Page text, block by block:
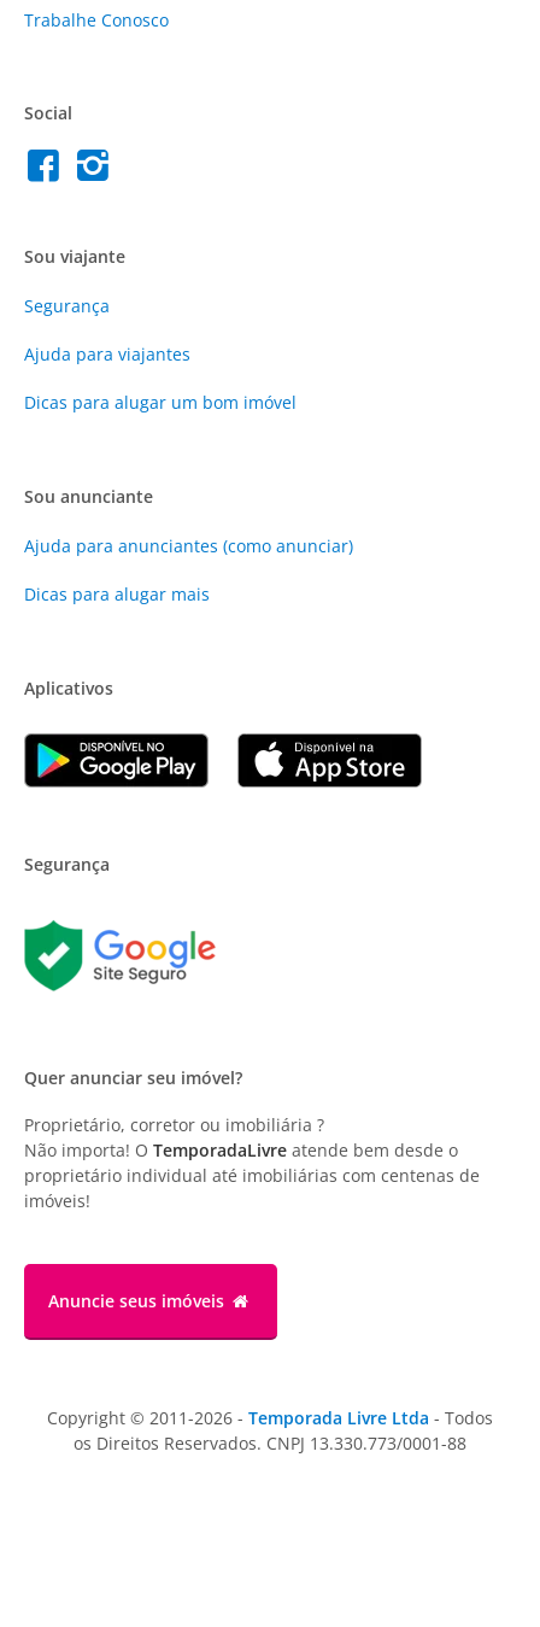
Trabalhe Conosco
Social
Sou viajante
Segurança
Ajuda para viajantes
Dicas para alugar um bom imóvel
Sou anunciante
Ajuda para anunciantes (como anunciar)
Dicas para alugar mais
Aplicativos
Segurança
Quer anunciar seu imóvel?
Proprietário, corretor ou imobiliária ?
Não importa! O TemporadaLivre atende bem desde o
proprietário individual até imobiliárias com centenas de
imóveis!
Anuncie seus imóveis
Copyright © 2011-2026 - Temporada Livre Ltda - Todos
os Direitos Reservados. CNPJ 13.330.773/0001-88